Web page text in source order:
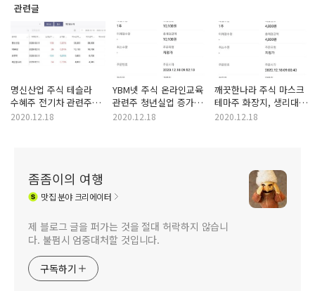
관련글
명신산업 주식 테슬라
수혜주 전기차 관련주
2차전지 테마주 상한가
2020.12.18
YBM넷 주식 온라인교육
관련주 청년실업 증가
취업난 스펙 경쟁
2020.12.18
깨끗한나라 주식 마스크
테마주 화장지, 생리대,
제지 관련주 백판지
2020.12.18
좀좀이의 여행
맛집분야 크리에이터
제 블로그 글을 퍼가는 것을 절대 허락하지 않습니
다. 불펌시 엄중대처할 것입니다.
구독하기